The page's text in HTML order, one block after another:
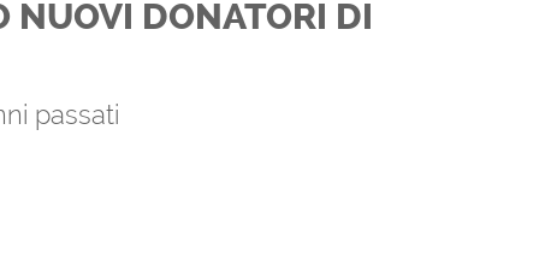
NUOVI DONATORI DI
passati